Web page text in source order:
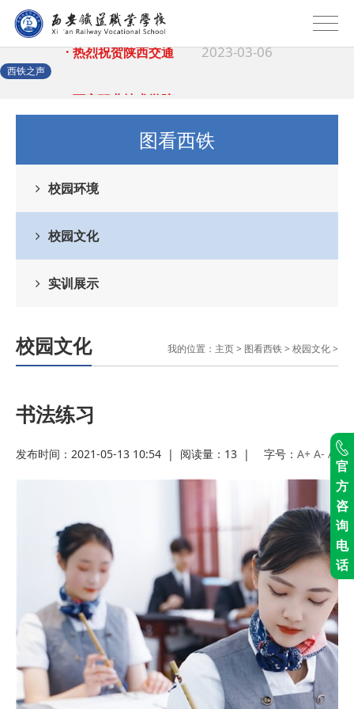
西铁之声
· 热烈祝贺陕西交通
2023-02-24
· 中等职业教育质量
2022-12-30
· 校园之星|礼仪队
文 2022-03-22
· 灞桥区教育局到我
2022-03-21
· 保持高度警惕 科
2022-03-07
· 2023职业教育活
动月
· 2023职业教育活
动月 2023-06-02
· 安康市教体局来西
2023-03-06
2023-03-06
· 西安职业技术学院
2023-02-24
· 中等职业教育质量
2022-12-30
· 校园之星|礼仪队
文 2022-03-22
· 灞桥区教育局到我
图看西铁
校园环境
校园文化
实训展示
校园文化 我的位置： 主页> 图看西铁> 校园文化>
书法练习
发布时间：2021-05-13 10:54 | 阅读量： 13 | 字号： A+ A- A
官
方
咨
询
电
话